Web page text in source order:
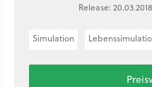
Release:
Simulation